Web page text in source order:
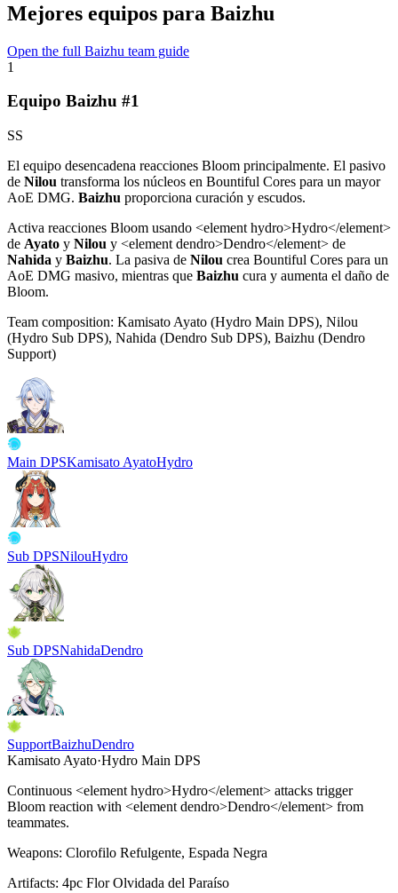
Mejores equipos para Baizhu
Open the full Baizhu team guide
1
Equipo Baizhu #1
SS
El equipo desencadena reacciones Bloom principalmente. El pasivo
de Nilou transforma los núcleos en Bountiful Cores para un mayor
AoE DMG. Baizhu proporciona curación y escudos.
Activa reacciones Bloom usando <element hydro>Hydro</element>
de Ayato y Nilou y <element dendro>Dendro</element> de
Nahida y Baizhu. La pasiva de Nilou crea Bountiful Cores para un
AoE DMG masivo, mientras que Baizhu cura y aumenta el daño de
Bloom.
Team composition: Kamisato Ayato (Hydro Main DPS), Nilou
(Hydro Sub DPS), Nahida (Dendro Sub DPS), Baizhu (Dendro
Support)
Main DPSKamisato AyatoHydro
Sub DPSNilouHydro
Sub DPSNahidaDendro
SupportBaizhuDendro
Kamisato Ayato·Hydro Main DPS
Continuous <element hydro>Hydro</element> attacks trigger
Bloom reaction with <element dendro>Dendro</element> from
teammates.
Weapons: Clorofilo Refulgente, Espada Negra
Artifacts: 4pc Flor Olvidada del Paraíso